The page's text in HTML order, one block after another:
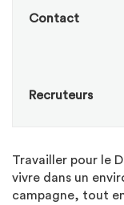
Contact
Recruteurs
Travailler pour le
vivre dans un
campagne, tout